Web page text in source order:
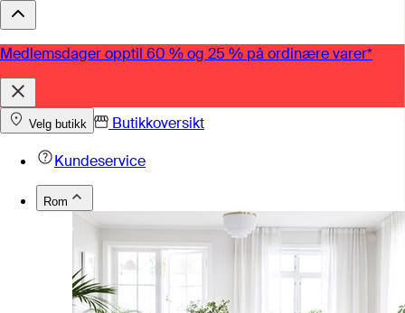
Medlemsdager opptil 60 % og 25 % på ordinære varer*
Velg butikk
Butikkoversikt
Kundeservice
Rom